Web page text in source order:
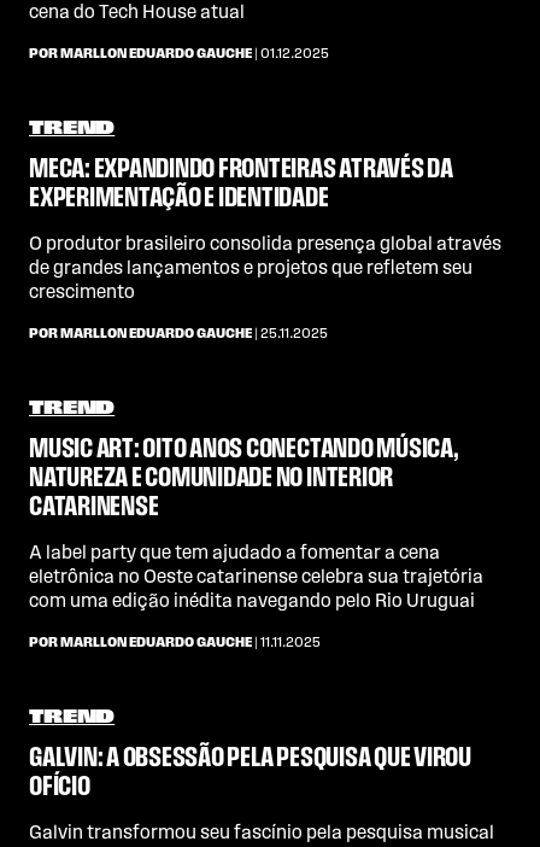
cena do Tech House atual
POR MARLLON EDUARDO GAUCHE | 01.12.2025
TREND
MECA: EXPANDINDO FRONTEIRAS ATRAVÉS DA
EXPERIMENTAÇÃO E IDENTIDADE
O produtor brasileiro consolida presença global através
de grandes lançamentos e projetos que refletem seu
crescimento
POR MARLLON EDUARDO GAUCHE | 25.11.2025
TREND
MUSIC ART: OITO ANOS CONECTANDO MÚSICA,
NATUREZA E COMUNIDADE NO INTERIOR
CATARINENSE
A label party que tem ajudado a fomentar a cena
eletrônica no Oeste catarinense celebra sua trajetória
com uma edição inédita navegando pelo Rio Uruguai
POR MARLLON EDUARDO GAUCHE | 11.11.2025
TREND
GALVIN: A OBSESSÃO PELA PESQUISA QUE VIROU
OFÍCIO
Galvin transformou seu fascínio pela pesquisa musical